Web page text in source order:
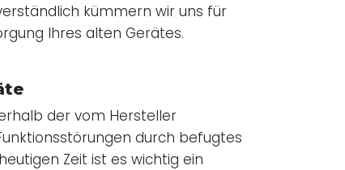
kümmern wir uns für
Ihres alten Gerätes.
der vom Hersteller
durch befugtes
Zeit ist es wichtig ein